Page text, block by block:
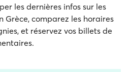
les dernières infos sur les
Grèce, comparez les horaires
et réservez vos billets de